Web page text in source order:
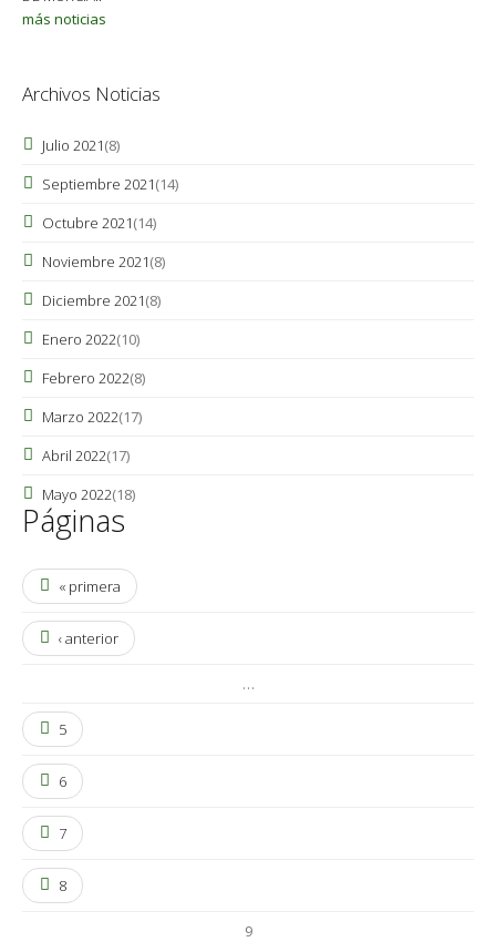
más noticias
Archivos Noticias
Julio 2021(8)
Septiembre 2021(14)
Octubre 2021(14)
Noviembre 2021(8)
Diciembre 2021(8)
Enero 2022(10)
Febrero 2022(8)
Marzo 2022(17)
Abril 2022(17)
Mayo 2022(18)
Páginas
« primera
‹ anterior
…
5
6
7
8
9